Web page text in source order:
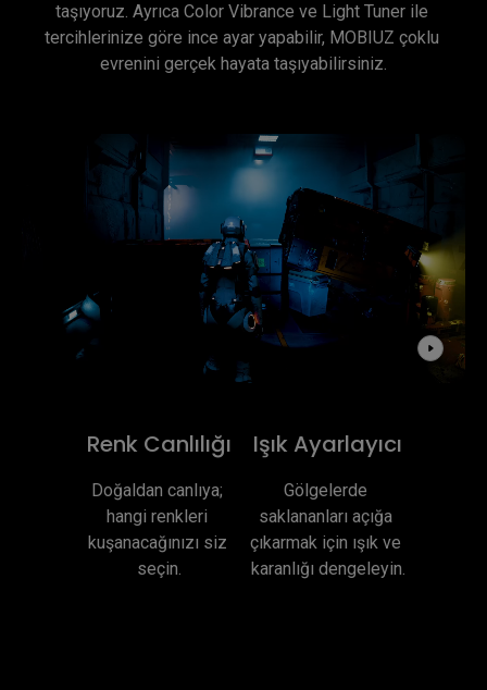
taşıyoruz. Ayrıca Color Vibrance ve Light Tuner ile
tercihlerinize göre ince ayar yapabilir, MOBIUZ çoklu
evrenini gerçek hayata taşıyabilirsiniz.
Renk Canlılığı
Doğaldan canlıya;
hangi renkleri
kuşanacağınızı siz
seçin.
Işık Ayarlayıcı
Gölgelerde
saklananları açığa
çıkarmak için ışık ve
karanlığı dengeleyin.